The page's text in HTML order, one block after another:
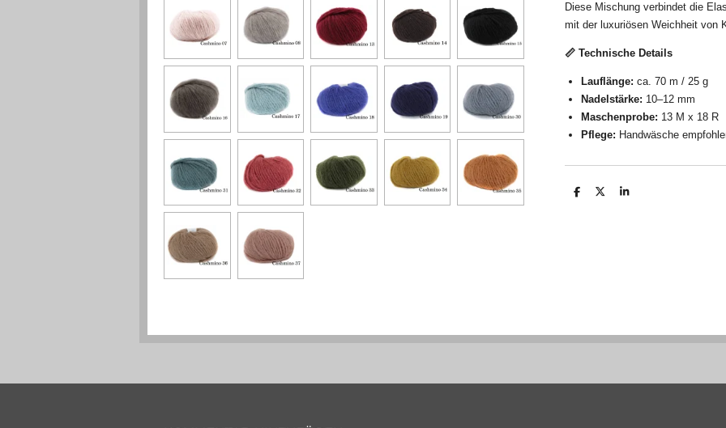
Diese Mischung verbindet die
mit der luxuriösen Weichheit von
📏 Technische Details
Lauflänge: ca. 70 m / 25 g
Nadelstärke: 10–12 mm
Maschenprobe: 13 M x 18 R
Pflege: Handwäsche
T
T
T